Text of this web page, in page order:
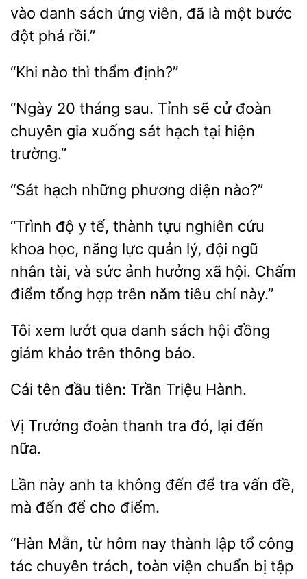
vào
sách ứng viên, đã là một bước
đột phá rồi.”
“Khi thì
“Ngày 20 tháng sau.
sẽ cử
chuyên gia xuống sát hạch
hiện
trường.”
“Sát những phương
“Trình độ y tế, thành tựu
cứu
khoa học, năng lực quản lý, đội ngũ
nhân
và
ảnh hưởng xã hội. Chấm
điểm tổng hợp trên năm tiêu chí này.”
Tôi lướt
danh sách hội đồng
giám khảo trên thông
Cái tiên: Triệu Hành.
Vị Trưởng đoàn tra
đến
nữa.
Lần
anh ta không đến để tra vấn đề,
để cho điểm.
“Hàn Mẫn, từ hôm nay thành lập tổ công
tác chuyên trách, toàn viện
bị tập